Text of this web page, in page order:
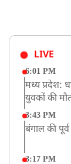
LIVE
6:01 PM
मध्य प्रदेश:
युवकों की
3:43 PM
बंगाल की
3:17 PM